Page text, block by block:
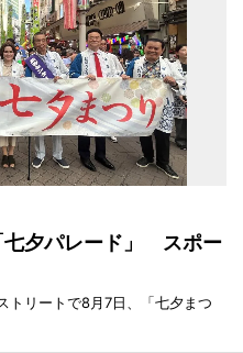
七夕パレード」 スポー
トリートで8月7日、「七夕まつ